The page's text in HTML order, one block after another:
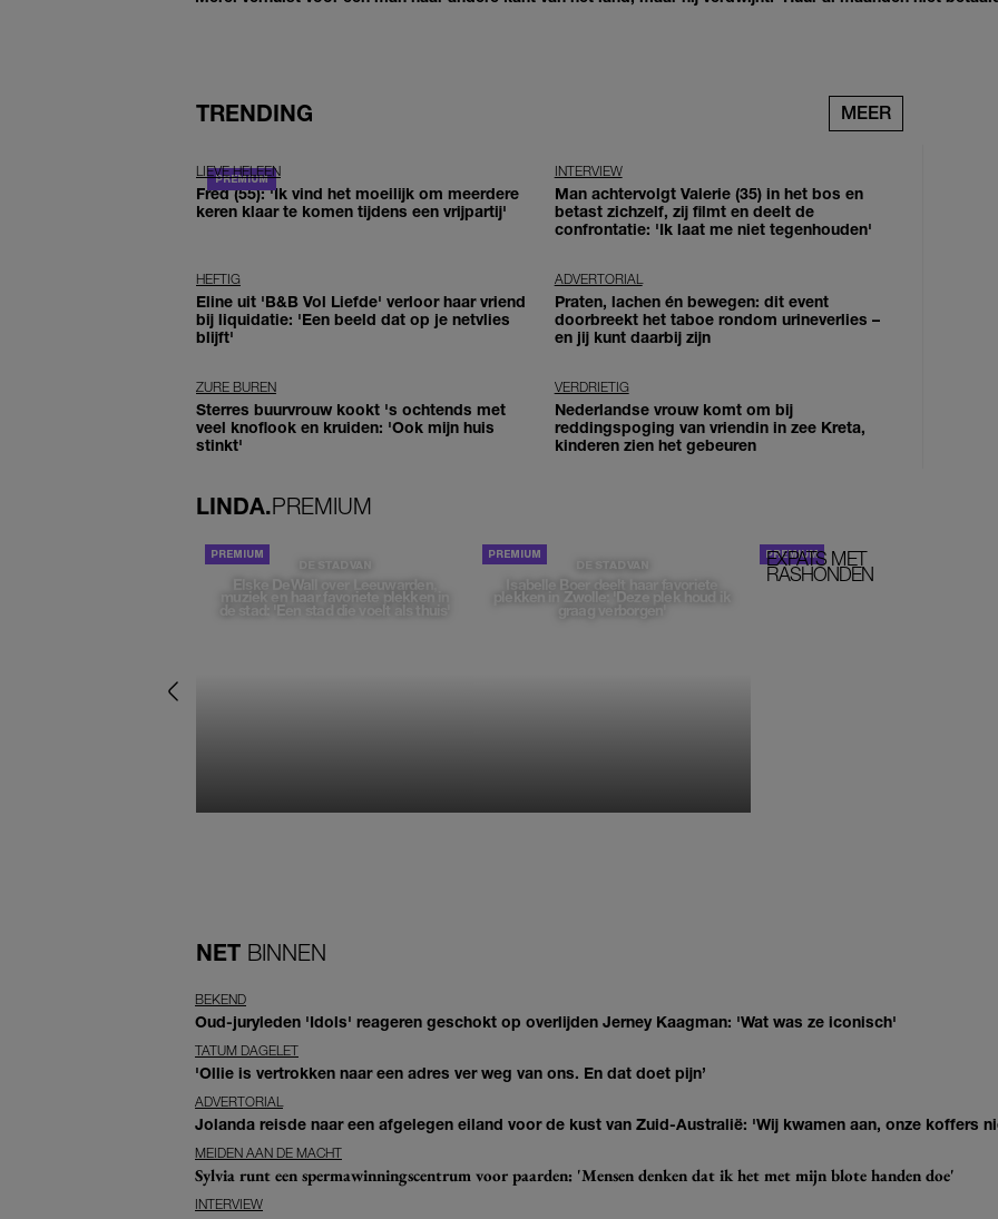
TRENDING MEER
LIEVE HELEEN
Fred (55): 'Ik vind het moeilijk om meerdere
keren klaar te komen tijdens een vrijpartij'
INTERVIEW
Man achtervolgt Valerie (35) in het bos en
betast zichzelf, zij filmt en deelt de
confrontatie: 'Ik laat me niet tegenhouden'
HEFTIG
Eline uit 'B&B Vol Liefde' verloor haar vriend
bij liquidatie: 'Een beeld dat op je netvlies
blijft'
ADVERTORIAL
Praten, lachen én bewegen: dit event
doorbreekt het taboe rondom urineverlies –
en jij kunt daarbij zijn
ZURE BUREN
Sterres buurvrouw kookt 's ochtends met
veel knoflook en kruiden: 'Ook mijn huis
stinkt'
VERDRIETIG
Nederlandse vrouw komt om bij
reddingspoging van vriendin in zee Kreta,
kinderen zien het gebeuren
LINDA.PREMIUM
DE STAD VAN
Elske DeWall over Leeuwarden,
muziek en haar favoriete plekken in
de stad: 'Een stad die voelt als thuis'
DE STAD VAN
Isabelle Boer deelt haar favoriete
plekken in Zwolle: 'Deze plek houd ik
graag verborgen'
EXPATS MET
RASHONDEN
NET BINNEN
BEKEND
Oud-juryleden 'Idols' reageren geschokt op overlijden Jerney Kaagman: 'Wat was ze iconisch'
TATUM DAGELET
'Ollie is vertrokken naar een adres ver weg van ons. En dat doet pijn’
ADVERTORIAL
Jolanda reisde naar een afgelegen eiland voor de kust van Zuid-Australië: 'Wij kwamen aan, onze koffers
MEIDEN AAN DE MACHT
Sylvia runt een spermawinningscentrum voor paarden: 'Mensen denken dat ik het met mijn blote handen doe'
INTERVIEW